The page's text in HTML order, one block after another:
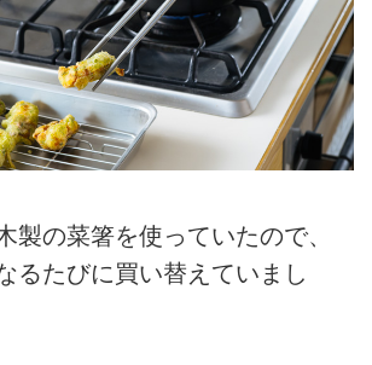
製の菜箸を使っていたので、
るたびに買い替えていまし